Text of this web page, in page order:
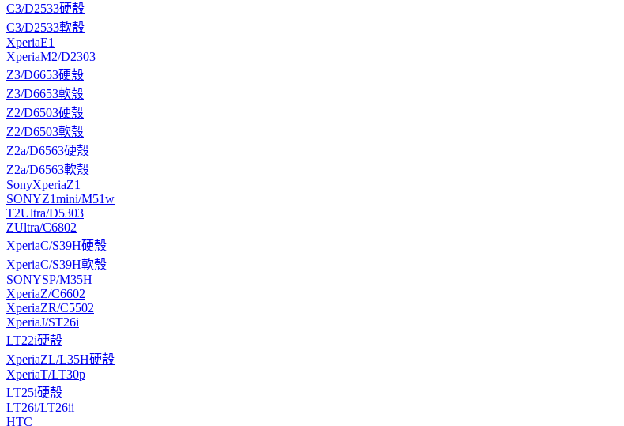
C3/D2533硬殼
C3/D2533軟殼
XperiaE1
XperiaM2/D2303
Z3/D6653硬殼
Z3/D6653軟殼
Z2/D6503硬殼
Z2/D6503軟殼
Z2a/D6563硬殼
Z2a/D6563軟殼
SonyXperiaZ1
SONYZ1mini/M51w
T2Ultra/D5303
ZUltra/C6802
XperiaC/S39H硬殼
XperiaC/S39H軟殼
SONYSP/M35H
XperiaZ/C6602
XperiaZR/C5502
XperiaJ/ST26i
LT22i硬殼
XperiaZL/L35H硬殼
XperiaT/LT30p
LT25i硬殼
LT26i/LT26ii
HTC